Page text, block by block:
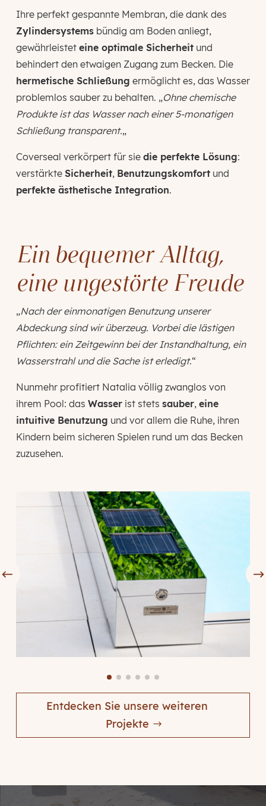
Ihre perfekt gespannte Membran, die dank des
Zylindersystemsbündig am Boden anliegt,
gewährleistet eine optimale Sicherheitund
behindert den etwaigen Zugang zum Becken. Die
hermetische Schließung ermöglicht es, das Wasser
problemlos sauber zu behalten. „Ohne chemische
Produkte ist das Wasser nach einer 5-monatigen
Schließung transparent.„
Coverseal verkörpert für sie die perfekte Lösung:
verstärkte Sicherheit, Benutzungskomfortund
perfekte ästhetische Integration.
Ein bequemer Alltag,
eine ungestörte Freude
„Nach der einmonatigen Benutzung unserer
Abdeckung sind wir überzeug. Vorbei die lästigen
Pflichten: ein Zeitgewinn bei der Instandhaltung, ein
Wasserstrahl und die Sache ist erledigt.“
Nunmehr profitiert Natalia völlig zwanglos von
ihrem Pool: das Wasserist stets sauber, eine
intuitive Benutzung und vor allem die Ruhe, ihren
Kindern beim sicheren Spielen rund um das Becken
zuzusehen.
Entdecken Sie unsere weiteren
Projekte